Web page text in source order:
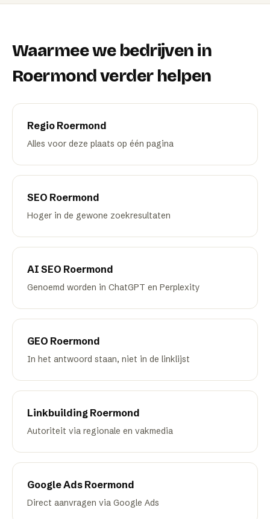
Waarmee we bedrijven in
Roermondverder helpen
Regio Roermond
Alles voor deze plaats op één pagina
SEO Roermond
Hoger in de gewone zoekresultaten
AI SEO Roermond
Genoemd worden in ChatGPT en Perplexity
GEO Roermond
In het antwoord staan, niet in de linklijst
Linkbuilding Roermond
Autoriteit via regionale en vakmedia
Google Ads Roermond
Direct aanvragen via Google Ads